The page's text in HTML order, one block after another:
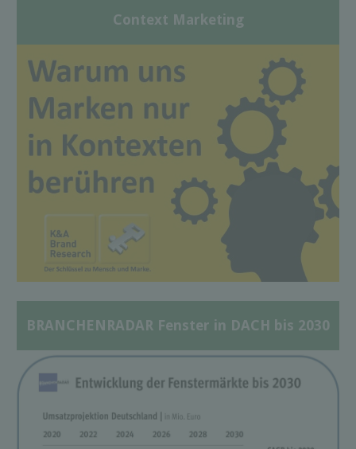
Context Marketing
BRANCHENRADAR Fenster in DACH bis 2030